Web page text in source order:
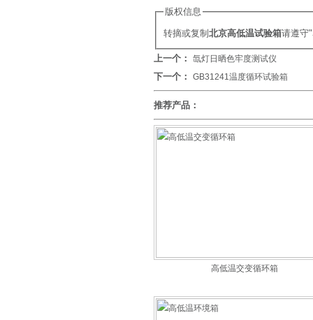
版权信息
转摘或复制北京高低温试验箱请遵守
上一个： 氙灯日晒色牢度测试仪
下一个： GB31241温度循环试验箱
推荐产品：
高低温交变循环箱